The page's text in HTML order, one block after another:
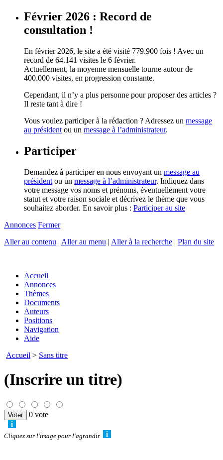
Février 2026 : Record de
consultation !
En février 2026, le site a été visité 779.900 fois ! Avec un
record de 64.141 visites le 6 février.
Actuellement, la moyenne mensuelle tourne autour de
400.000 visites, en progression constante.
Cependant, il n’y a plus personne pour proposer des articles ?
Il reste tant à dire !
Vous voulez participer à la rédaction ? Adressez un message
au président ou un message à l’administrateur.
Participer
Demandez à participer en nous envoyant un message au
président ou un message à l’administrateur. Indiquez dans
votre message vos noms et prénoms, éventuellement votre
statut et votre raison sociale et décrivez le thème que vous
souhaitez aborder. En savoir plus : Participer au site
Annonces Fermer
Aller au contenu | Aller au menu | Aller à la recherche | Plan du site
Accueil
Annonces
Thèmes
Documents
Auteurs
Positions
Navigation
Aide
Accueil > Sans titre
(Inscrire un titre)
0 vote
Cliquez sur l'image pour l'agrandir